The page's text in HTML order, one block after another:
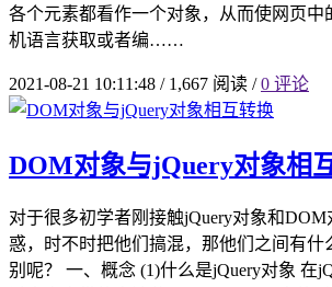
各个元素都看作一个对象，从而使网页中
机语言获取或者编……
2021-08-21 10:11:48 /1,667 阅读 / 0 评论
DOM对象与jQuery对象相
对于很多初学者刚接触jQuery对象和DOM
惑，时不时把他们搞混，那他们之间有什
别呢？ 一、概念 (1)什么是jQuery对象 在